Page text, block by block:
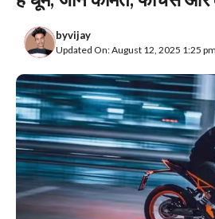
byvijay
Updated On: August 12, 2025 1:25 pm